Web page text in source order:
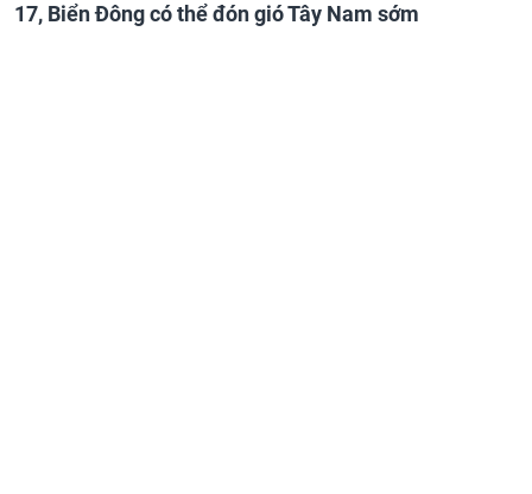
17, Biển Đông có thể đón gió Tây Nam sớm